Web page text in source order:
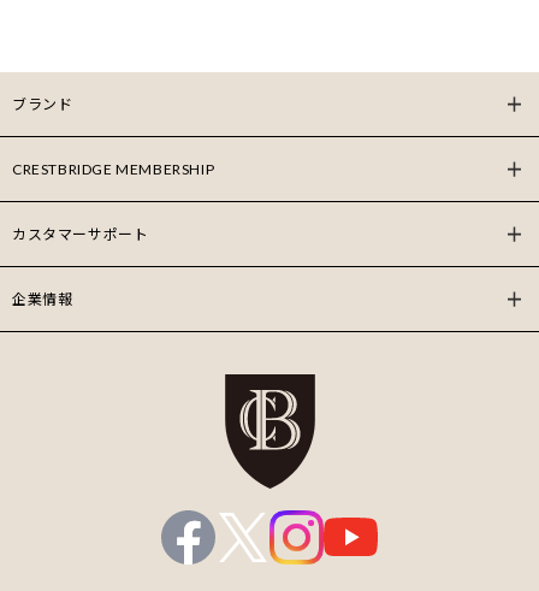
ブランド
CRESTBRIDGE MEMBERSHIP
カスタマーサポート
企業情報